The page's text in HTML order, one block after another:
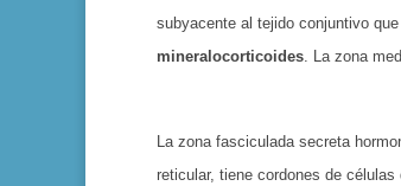
subyacente al tejido conjuntivo
mineralocorticoides. La zona
La zona fasciculada secreta
reticular, tiene cordones de